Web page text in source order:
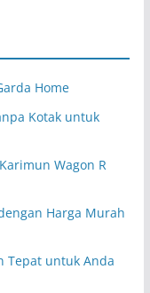
Home
Kotak untuk
Wagon R
Harga Murah
Tepat untuk Anda